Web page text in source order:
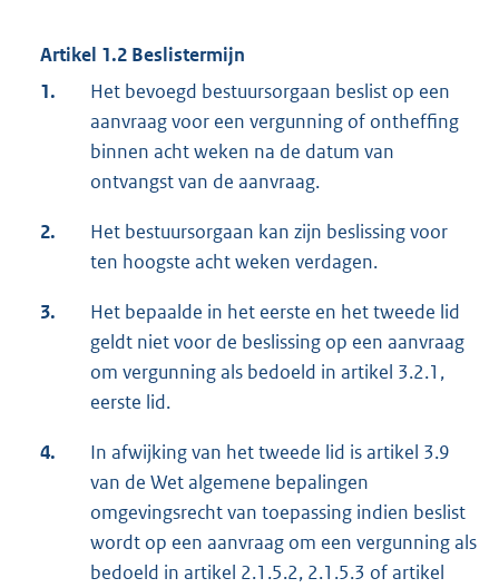
Artikel 1.2 Beslistermijn
1.
Het bevoegd bestuursorgaan beslist op een
aanvraag voor een vergunning of ontheffing
binnen acht weken na de datum van
ontvangst van de aanvraag.
2.
Het bestuursorgaan kan zijn beslissing voor
ten hoogste acht weken verdagen.
3.
Het bepaalde in het eerste en het tweede lid
geldt niet voor de beslissing op een aanvraag
om vergunning als bedoeld in artikel 3.2.1,
eerste lid.
4.
In afwijking van het tweede lid is artikel 3.9
van de Wet algemene bepalingen
omgevingsrecht van toepassing indien beslist
wordt op een aanvraag om een vergunning als
bedoeld in artikel 2.1.5.2, 2.1.5.3 of artikel